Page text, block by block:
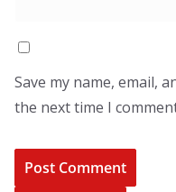
Save my name, email,
the next time I